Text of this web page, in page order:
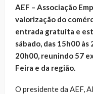
AEF – Associação
valorização do
entrada gratuita e
sábado, das 15h00 às
20h00, reunindo 57
Feira e da região.
O presidente da AEF,